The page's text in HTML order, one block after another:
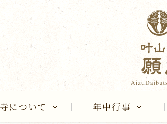
について 年中行事